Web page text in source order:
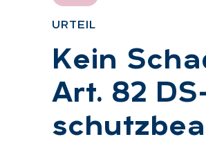
UR­TEIL
:
Kein
Art. 82